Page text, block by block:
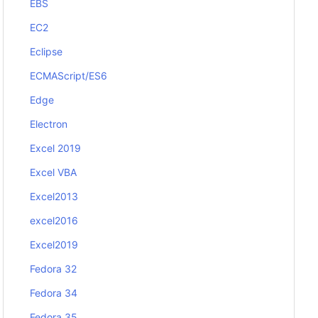
EBS
EC2
Eclipse
ECMAScript/ES6
Edge
Electron
Excel 2019
Excel VBA
Excel2013
excel2016
Excel2019
Fedora 32
Fedora 34